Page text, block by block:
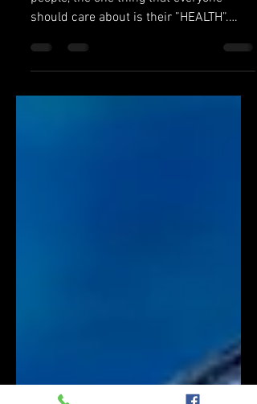
Certification?
In a world filled with 800 crores of
people, the one thing that everyone